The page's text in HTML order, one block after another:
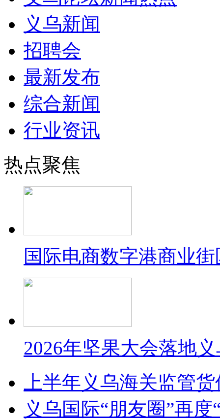
义乌新闻
招聘会
最新发布
综合新闻
行业资讯
热点聚焦
国际电商数字港商业
2026年坚果大会落地
上半年义乌海关监管
义乌国际“朋友圈”再度